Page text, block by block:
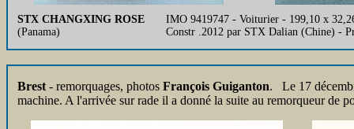
STX CHANGXING ROSE
(Panama)
IMO 9419747 - Voiturier - 199,10 x
Constr .2012 par STX Dalian (Chine) -
Brest - remorquages, photos François Guiganton. Le 17
machine. A l'arrivée sur rade il a donné la suite au remorqueur de